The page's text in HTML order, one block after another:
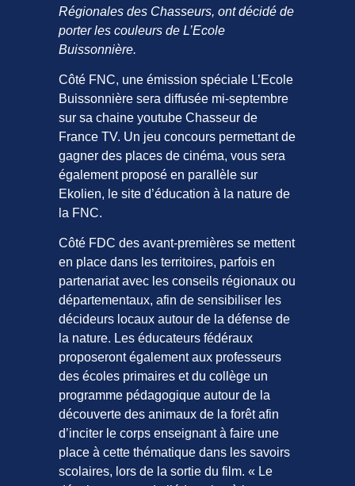
Régionales des Chasseurs, ont décidé de
porter les couleurs de L’Ecole
Buissonnière.
Côté FNC, une émission spéciale L’Ecole
Buissonnière sera diffusée mi-septembre
sur sa chaine youtube Chasseur de
France TV. Un jeu concours permettant de
gagner des places de cinéma, vous sera
également proposé en parallèle sur
Ekolien, le site d’éducation à la nature de
la FNC.
Côté FDC des avant-premières se mettent
en place dans les territoires, parfois en
partenariat avec les conseils régionaux ou
départementaux, afin de sensibiliser les
décideurs locaux autour de la défense de
la nature. Les éducateurs fédéraux
proposeront également aux professeurs
des écoles primaires et du collège un
programme pédagogique autour de la
découverte des animaux de la forêt afin
d’inciter le corps enseignant à faire une
place à cette thématique dans les savoirs
scolaires, lors de la sortie du film. « Le